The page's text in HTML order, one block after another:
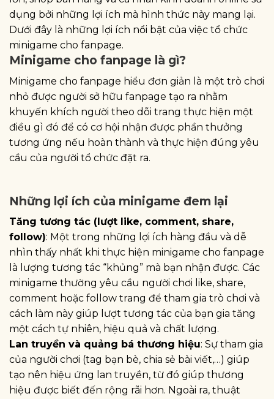
dụng bởi những lợi ích mà hình thức này mang lại.
Dưới đây là những lợi ích nổi bật của việc tổ chức
minigame cho fanpage.
Minigame cho fanpage là gì?
Minigame cho fanpage hiểu đơn giản là một trò chơi
nhỏ được người sở hữu fanpage tạo ra nhằm
khuyến khích người theo dõi trang thực hiện một
điều gì đó để có cơ hội nhận được phần thưởng
tương ứng nếu hoàn thành và thực hiện đúng yêu
cầu của người tổ chức đặt ra.
Những lợi ích của minigame đem lại
Tăng tương tác (lượt like, comment, share,
follow): Một trong những lợi ích hàng đầu và dễ
nhìn thấy nhất khi thực hiện minigame cho fanpage
là lượng tương tác “khủng” mà bạn nhận được. Các
minigame thường yêu cầu người chơi like, share,
comment hoặc follow trang để tham gia trò chơi và
cách làm này giúp lượt tương tác của bạn gia tăng
một cách tự nhiên, hiệu quả và chất lượng.
Lan truyền và quảng bá thương hiệu: Sự tham gia
của người chơi (tag bạn bè, chia sẻ bài viết,…) giúp
tạo nên hiệu ứng lan truyền, từ đó giúp thương
hiệu được biết đến rộng rãi hơn. Ngoài ra, thuật